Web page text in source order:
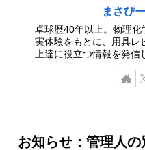
まさぴ
卓球歴40年以上。物理化
実体験をもとに、用具レ
上達に役立つ情報を発信
お知らせ：管理人の